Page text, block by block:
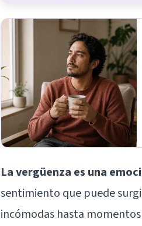
La vergüenza es una
sentimiento que puede
incómodas hasta